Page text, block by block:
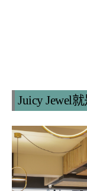
Juicy Jewel